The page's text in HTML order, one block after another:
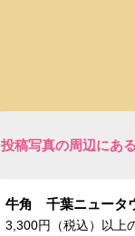
投稿写真の周辺にあ
牛角 千葉ニュータ
3,300円（税込）以上